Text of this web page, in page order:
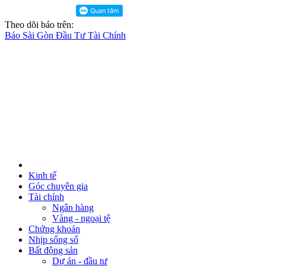
Theo dõi báo trên:
Báo Sài Gòn Đầu Tư Tài Chính
Kinh tế
Góc chuyên gia
Tài chính
Ngân hàng
Vàng - ngoại tệ
Chứng khoán
Nhịp sống số
Bất động sản
Dự án - đầu tư